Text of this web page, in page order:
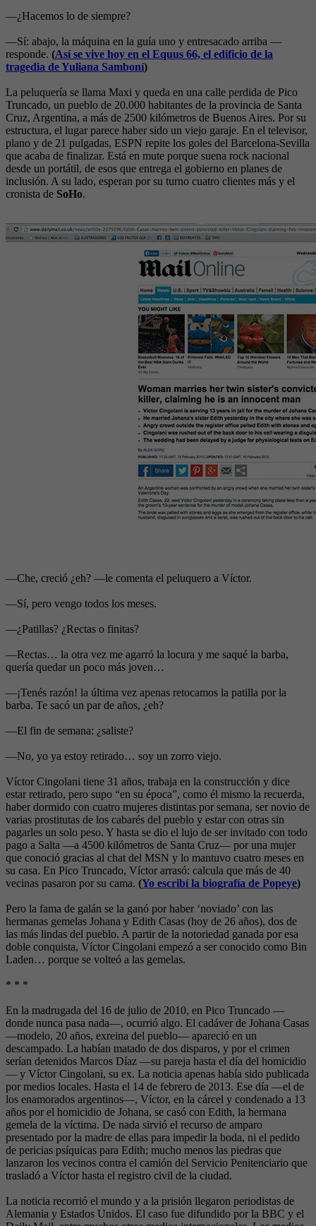
—¿Hacemos lo de siempre?
—Sí: abajo, la máquina en la guía uno y entresacado arriba —
responde. (Así se vive hoy en el Equus 66, el edificio de la
tragedia de Yuliana Samboní)
La peluquería se llama Maxi y queda en una calle perdida de Pico
Truncado, un pueblo de 20.000 habitantes de la provincia de Santa
Cruz, Argentina, a más de 2500 kilómetros de Buenos Aires. Por su
estructura, el lugar parece haber sido un viejo garaje. En el televisor,
plano y de 21 pulgadas, ESPN repite los goles del Barcelona-Sevilla
que acaba de finalizar. Está en mute porque suena rock nacional
desde un portátil, de esos que entrega el gobierno en planes de
inclusión. A su lado, esperan por su turno cuatro clientes más y el
cronista de SoHo.
—Che, creció ¿eh? —le comenta el peluquero a Víctor.
—Sí, pero vengo todos los meses.
—¿Patillas? ¿Rectas o finitas?
—Rectas… la otra vez me agarró la locura y me saqué la barba,
quería quedar un poco más joven…
—¡Tenés razón! la última vez apenas retocamos la patilla por la
barba. Te sacó un par de años, ¿eh?
—El fin de semana: ¿saliste?
—No, yo ya estoy retirado… soy un zorro viejo.
Víctor Cingolani tiene 31 años, trabaja en la construcción y dice
estar retirado, pero supo “en su época”, como él mismo la recuerda,
haber dormido con cuatro mujeres distintas por semana, ser novio de
varias prostitutas de los cabarés del pueblo y estar con otras sin
pagarles un solo peso. Y hasta se dio el lujo de ser invitado con todo
pago a Salta —a 4500 kilómetros de Santa Cruz— por una mujer
que conoció gracias al chat del MSN y lo mantuvo cuatro meses en
su casa. En Pico Truncado, Víctor arrasó: calcula que más de 40
vecinas pasaron por su cama. (Yo escribí la biografía de Popeye)
Pero la fama de galán se la ganó por haber ‘noviado’ con las
hermanas gemelas Johana y Edith Casas (hoy de 26 años), dos de
las más lindas del pueblo. A partir de la notoriedad ganada por esa
doble conquista, Víctor Cingolani empezó a ser conocido como Bin
Laden… porque se volteó a las gemelas.
* * *
En la madrugada del 16 de julio de 2010, en Pico Truncado —
donde nunca pasa nada—, ocurrió algo. El cadáver de Johana Casas
—modelo, 20 años, exreina del pueblo— apareció en un
descampado. La habían matado de dos disparos, y por el crimen
serían detenidos Marcos Díaz —su pareja hasta el día del homicidio
— y Víctor Cingolani, su ex. La noticia apenas había sido publicada
por medios locales. Hasta el 14 de febrero de 2013. Ese día —el de
los enamorados argentinos—, Víctor, en la cárcel y condenado a 13
años por el homicidio de Johana, se casó con Edith, la hermana
gemela de la víctima. De nada sirvió el recurso de amparo
presentado por la madre de ellas para impedir la boda, ni el pedido
de pericias psíquicas para Edith; mucho menos las piedras que
lanzaron los vecinos contra el camión del Servicio Penitenciario que
trasladó a Víctor hasta el registro civil de la ciudad.
La noticia recorrió el mundo y a la prisión llegaron periodistas de
Alemania y Estados Unidos. El caso fue difundido por la BBC y el